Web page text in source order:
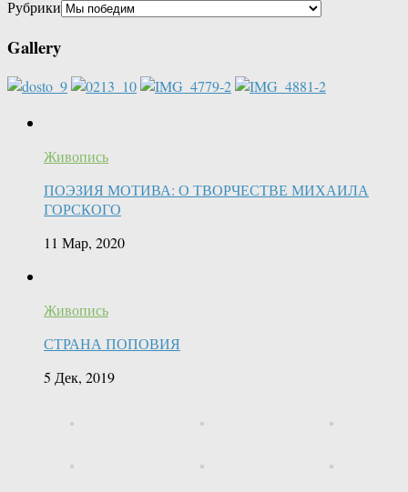
Рубрики
Gallery
Живопись
ПОЭЗИЯ МОТИВА: О ТВОРЧЕСТВЕ МИХАИЛА
ГОРСКОГО
11 Мар, 2020
Живопись
СТРАНА ПОПОВИЯ
5 Дек, 2019